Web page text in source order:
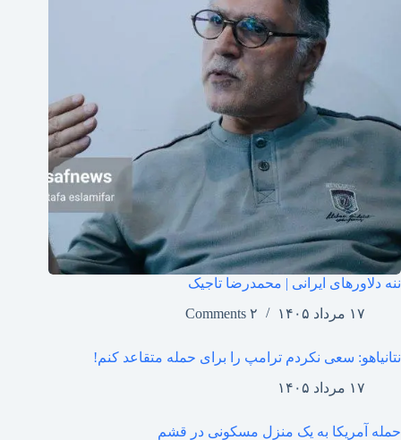
ننه دلاورهای ایرانی | محمدرضا تاجیک
۱۷ مرداد ۱۴۰۵
۲ Comments
نتانیاهو: سعی نکردم ترامپ را برای حمله متقاعد کنم!
۱۷ مرداد ۱۴۰۵
حمله آمریکا به یک منزل مسکونی در قشم